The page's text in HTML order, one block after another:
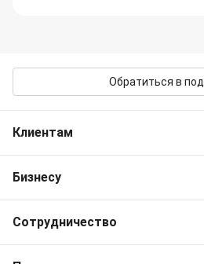
Обратиться в
Клиентам
Частые вопросы
Контакты OneTwoTrip
Бизнесу
Командировки
Сотрудничество